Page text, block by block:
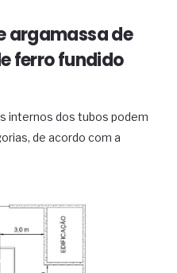
argamassa de
ferro fundido
internos dos tubos podem
de acordo com a